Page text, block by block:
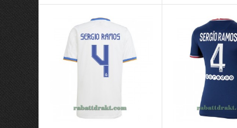
Paris Saint-Germain Sergio
Barn Langermet Draktsett
802NOK 325NOK
Paris Saint-
Ramos 4
- Barn
802NOK